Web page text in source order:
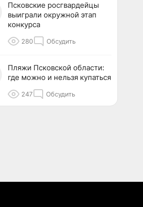
Псковские росгвардейцы
выиграли окружной этап
конкурса
280 Обсудить
Пляжи Псковской области:
где можно и нельзя купаться
247 Обсудить